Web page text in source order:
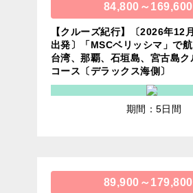
84,800～169,600
【クルーズ紀行】〔2026年12
出発〕「MSCベリッシマ」で
台湾、那覇、石垣島、宮古島
コース〔デラックス海側〕
期間：5日間
89,900～179,800